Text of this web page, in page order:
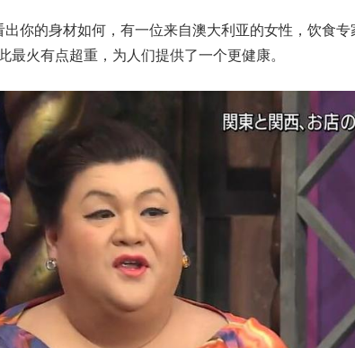
你的身材如何，有一位来自澳大利亚的女性，饮食专
最火有点超重，为人们提供了一个更健康。